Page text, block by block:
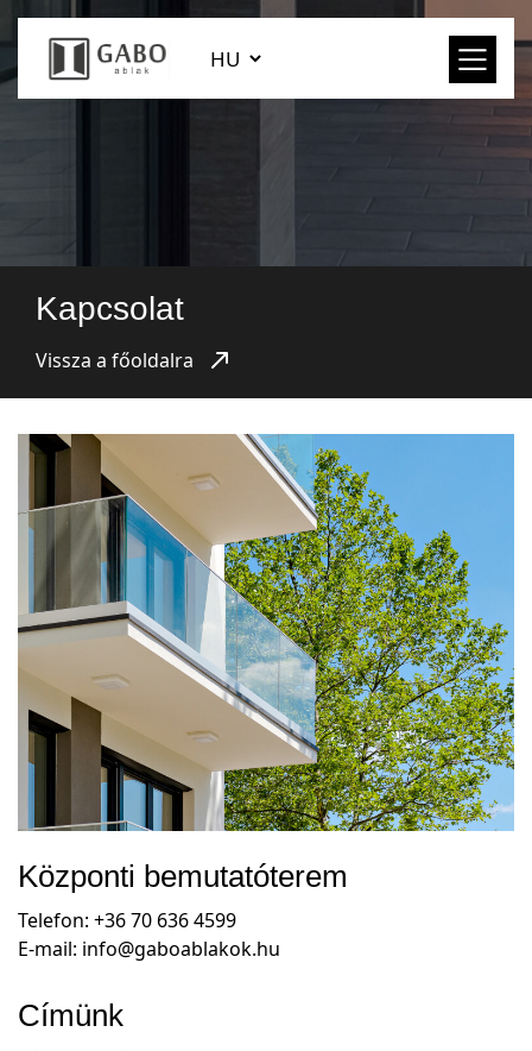
Kapcsolat
Vissza a főoldalra
Központi bemutatóterem
Telefon: +36 70 636 4599
E-mail: info@gaboablakok.hu
Címünk